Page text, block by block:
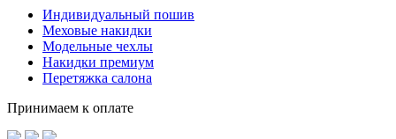
Индивидуальный пошив
Меховые накидки
Модельные чехлы
Накидки премиум
Перетяжка салона
Принимаем к оплате